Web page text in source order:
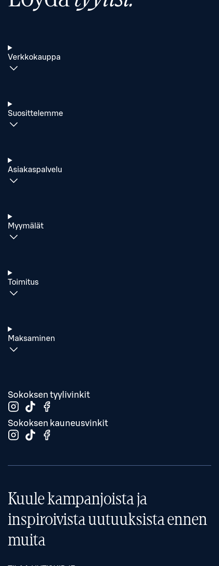
Verkkokauppa
Suosittelemme
Asiakaspalvelu
Myymälät
Toimitus
Maksaminen
Sokoksen tyylivinkit
Sokoksen kauneusvinkit
Kuule kampanjoista ja
inspiroivista uutuuksista ennen
muita